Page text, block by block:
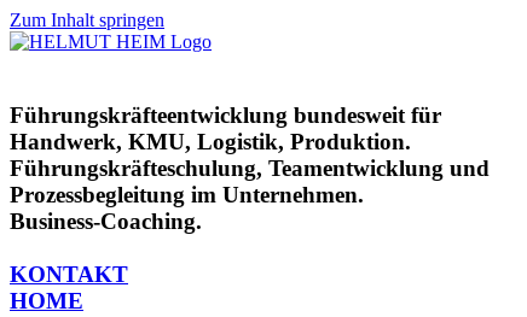
Zum Inhalt springen
Führungskräfteentwicklung bundesweit für
Handwerk, KMU, Logistik, Produktion.
Führungskräfteschulung, Teamentwicklung und
Prozessbegleitung im Unternehmen.
Business-Coaching.
KONTAKT
HOME